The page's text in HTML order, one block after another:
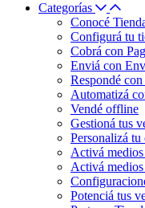
Categorías
Conocé
Configurá tu
Cobrá con
Enviá con
Respondé
Automatizá
Vendé offline
Gestioná tus
Personalizá tu
Activá
Activá
Potenciá tus